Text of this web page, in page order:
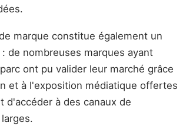
marque constitue également un
de nombreuses marques ayant
ont pu valider leur marché grâce
et à l'exposition médiatique offertes
d'accéder à des canaux de